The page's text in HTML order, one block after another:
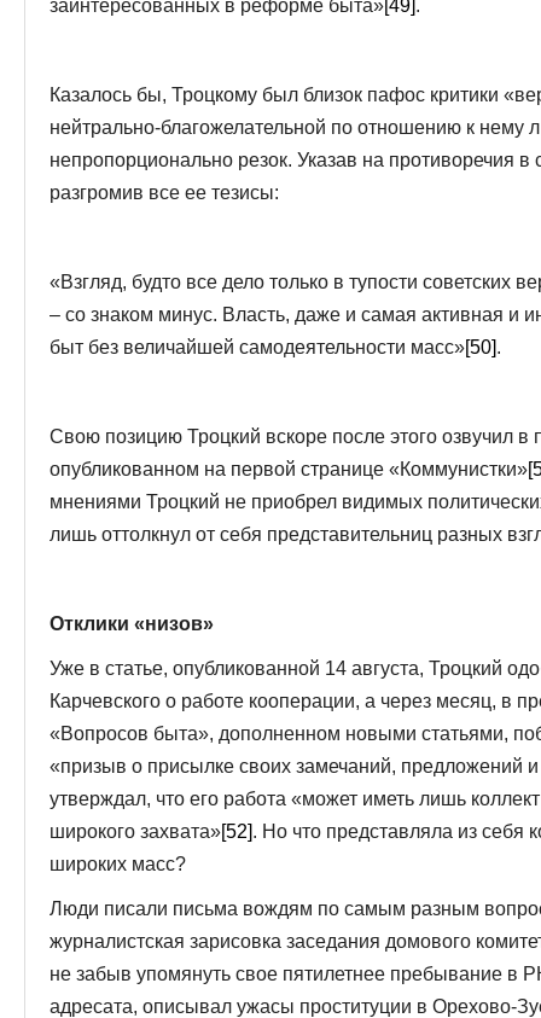
заинтересованных в реформе быта» [49] .
Казалось бы, Троцкому был близок пафос критики
нейтрально-благожелательной по отношению к нему
непропорционально резок. Указав на противоречия
разгромив все ее тезисы:
«Взгляд, будто все дело только в тупости советских
– со знаком минус. Власть, даже и самая активная и
быт без величайшей самодеятельности масс»[50].
Свою позицию Троцкий вскоре после этого озвучил
опубликованном на первой странице «Коммунистки»
мнениями Троцкий не приобрел видимых
лишь оттолкнул от себя представительниц разных
Отклики «низов»
Уже в статье, опубликованной 14 августа, Троцкий
Карчевского о работе кооперации, а через месяц, в
«Вопросов быта», дополненном новыми статьями,
«призыв о присылке своих замечаний, предложений
утверждал, что его работа «может иметь лишь
широкого захвата»[52]. Но что представляла из себя
широких масс?
Люди писали письма вождям по самым разным
журналистская зарисовка заседания домового
не забыв упомянуть свое пятилетнее пребывание в
адресата, описывал ужасы проституции в Орехово-